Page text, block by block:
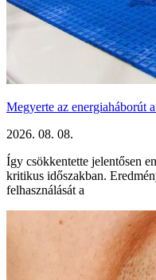
Megyerte az energiaháborút
2026. 08. 08.
Így csökkentette jelentősen
kritikus időszakban.
felhasználását a